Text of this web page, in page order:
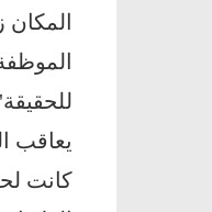
المكان
يعاقب
كانت